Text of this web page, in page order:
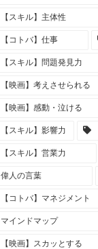
【スキル】主体性
【コトバ】仕事
【スキル】問題発見力
【映画】考えさせられる
【映画】感動・泣ける
【スキル】影響力
【スキル】営業力
偉人の言葉
【コトバ】マネジメント
マインドマップ
【映画】スカッとする